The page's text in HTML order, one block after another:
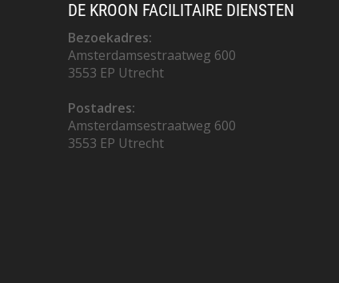
DE KROON FACILITAIRE DIENSTEN
Bezoekadres:
Amsterdamsestraatweg 600
3553 EP Utrecht
Postadres:
Amsterdamsestraatweg 600
3553 EP Utrecht